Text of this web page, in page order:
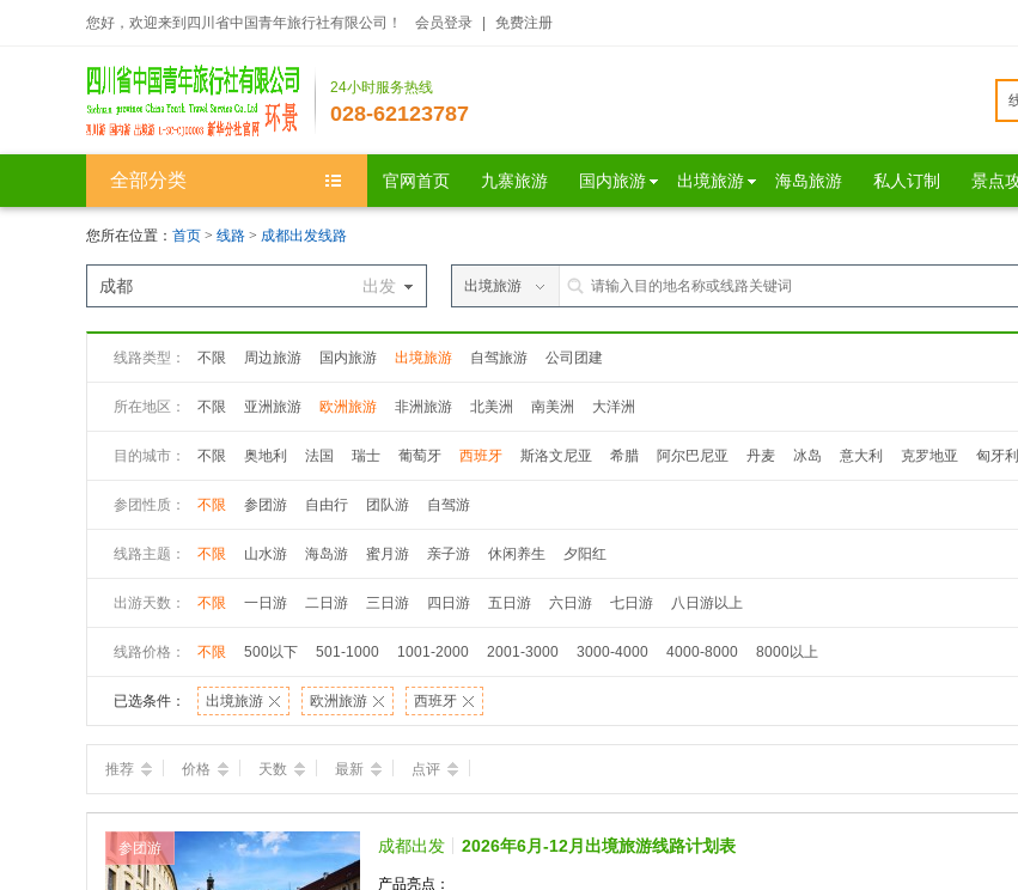
您好，欢迎来到四川省中国青年旅行社有限公司！ 会员登录 免费注册
24小时服务热线
028-62123787
全部分类 官网首页 九寨旅游 国内旅游 出境旅游 海岛旅游 私人订制 景点
您所在位置： 首页 > 线路 > 成都出发线路
出发
成都 出境旅游
线路类型： 不限 周边旅游 国内旅游 出境旅游 自驾旅游 公司团建
所在地区： 不限 亚洲旅游 欧洲旅游 非洲旅游 北美洲 南美洲 大洋洲
目的城市： 不限 奥地利 法国 瑞士 葡萄牙 西班牙 斯洛文尼亚 希腊 阿尔巴尼亚 丹麦 冰岛 意大利 克罗地亚 匈牙利
参团性质： 不限 参团游 自由行 团队游 自驾游
线路主题： 不限 山水游 海岛游 蜜月游 亲子游 休闲养生 夕阳红
出游天数： 不限 一日游 二日游 三日游 四日游 五日游 六日游 七日游 八日游以上
线路价格： 不限 500以下 501-1000 1001-2000 2001-3000 3000-4000 4000-8000 8000以上
已选条件： 出境旅游 欧洲旅游 西班牙
推荐 价格 天数 最新 点评
参团游 成都出发 2026年6月-12月出境旅游线路计划表
产品亮点：